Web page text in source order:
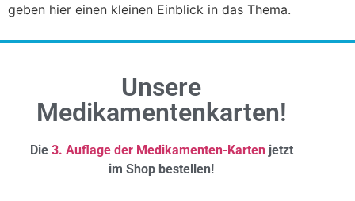
geben hier einen kleinen Einblick in das Thema.
Unsere
Medikamentenkarten!
Die 3. Auflage der Medikamenten-Kartenjetzt
im Shop bestellen!